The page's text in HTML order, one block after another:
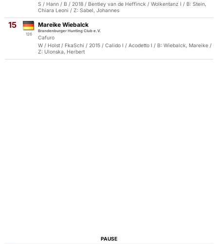
S / Hann / B / 2018 / Bentley van de Heffinck / Wolkentanz I / B: Stein,
Chiara Leoni / Z: Sabel, Johannes
15
126
Mareike Wiebalck
Brandenburger Hunting Club e.V.
Cafuro
W / Holst / FkaSchi / 2015 / Calido I / Acodetto I / B: Wiebalck, Mareike /
Z: Ulonska, Herbert
PAUSE